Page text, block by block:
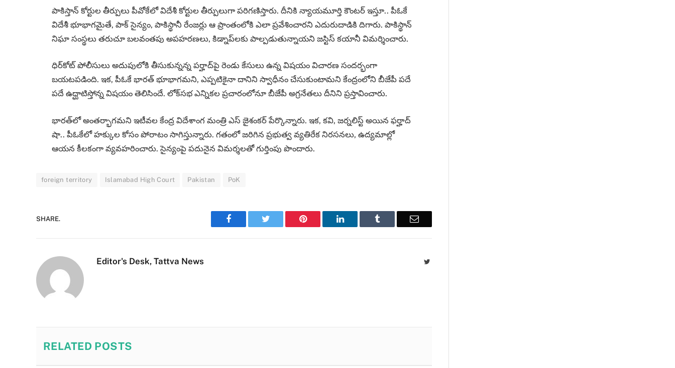
పాకిస్తాన్ కోర్టుల తీర్పులు పీవోకేలో విదేశీ కోర్టుల తీర్పులుగా పరిగణిస్తారు. దీనికి న్యాయమూర్తి కౌంటర్ ఇస్తూ.. పీఓకే
విదేశీ భూభాగమైతే, పాక్ సైన్యం, పాకిస్థానీ రేంజర్లు ఆ ప్రాంతంలోకి ఎలా ప్రవేశించారని ఎదురుదాడికి దిగారు. పాకిస్థాన్
నిఘా సంస్థలు తరుచూ బలవంతపు అపహరణలు, కిడ్నాప్‌లకు పాల్పడుతున్నాయని జస్టిస్ కయానీ విమర్శించారు.
ధిర్‌కోట్ పోలీసులు అదుపులోకి తీసుకున్నన్న పర్హాద్‌పై రెండు కేసులు ఉన్న విషయం విచారణ సందర్భంగా
బయటపడింది. ఇక, పీఓకే భారత్‌ భూభాగమని, ఎప్పటికైనా దానిని స్వాధీనం చేసుకుంటామని కేంద్రంలోని బీజేపీ పదే
పదే ఉద్ఘాటిస్తోన్న విషయం తెలిసిందే. లోక్‌సభ ఎన్నికల ప్రచారంలోనూ బీజేపీ అగ్రనేతలు దీనిని ప్రస్తావించారు.
భారత్‌లో అంతర్భాగమని ఇటీవల కేంద్ర విదేశాంగ మంత్రి ఎస్ జైశంకర్ పేర్కొన్నారు. ఇక, కవి, జర్నలిస్ట్ అయిన ఫర్హాద్
షా.. పీఓకేలో హక్కుల కోసం పోరాటం సాగిస్తున్నారు. గతంలో జరిగిన ప్రభుత్వ వ్యతిరేక నిరసనలు, ఉద్యమాల్లో
ఆయన కీలకంగా వ్యవహరించారు. సైన్యంపై పదునైన విమర్శలతో గుర్తింపు పొందారు.
foreign territory Islamabad High Court Pakistan PoK
SHARE. Facebook Twitter Pinterest LinkedIn Tumblr Email
Editor's Desk, Tattva News Twitter
RELATED POSTS